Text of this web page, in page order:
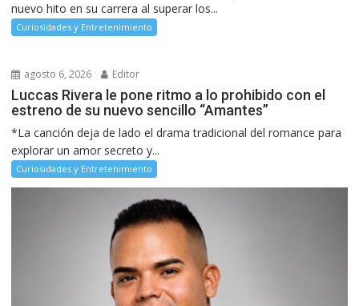
nuevo hito en su carrera al superar los...
Curiosidades y Entretenimiento
agosto 6, 2026 Editor
Luccas Rivera le pone ritmo a lo prohibido con el
estreno de su nuevo sencillo “Amantes”
*La canción deja de lado el drama tradicional del romance para
explorar un amor secreto y...
Curiosidades y Entretenimiento